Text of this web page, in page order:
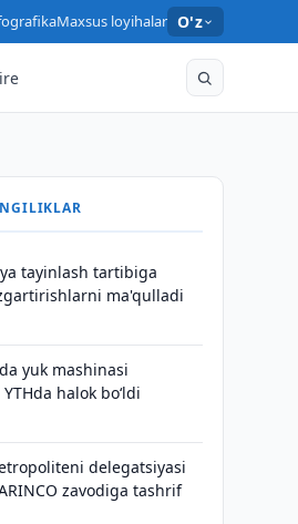
Maxsus loyihalar O'z
tayinlash tartibiga
ma'qulladi
yuk mashinasi
halok bo‘ldi
delegatsiyasi
zavodiga tashrif